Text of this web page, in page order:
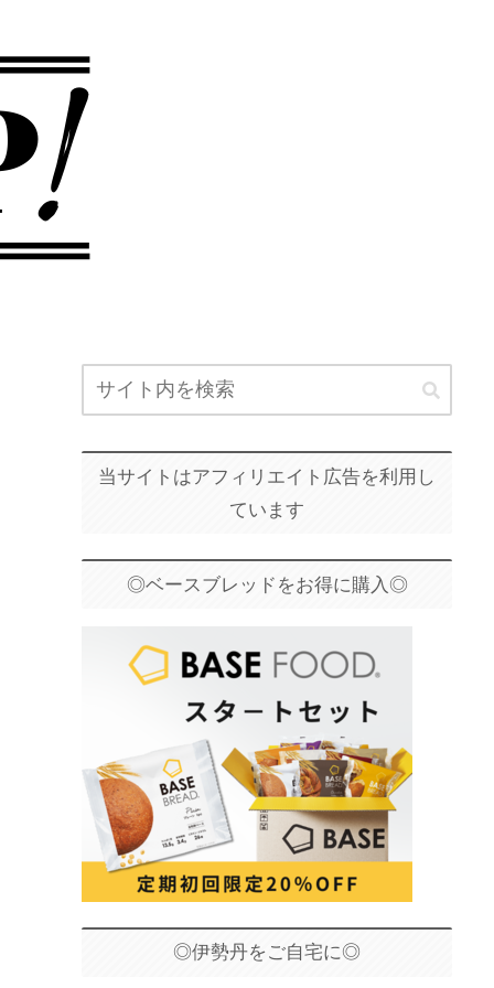
当サイトはアフィリエイト広告を利用し
ています
◎ベースブレッドをお得に購入◎
◎伊勢丹をご自宅に◎